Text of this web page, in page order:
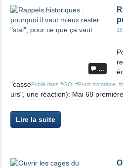
…
Publié dans #GQ #Front historique
"casse
urs", une réaction): Mai 68
Lire la suite